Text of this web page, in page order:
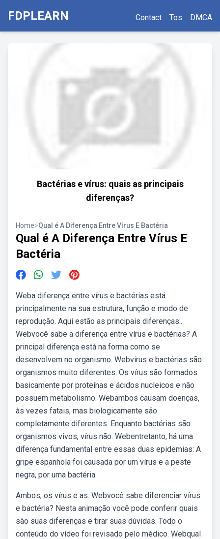
FDPLEARN Contact Tos DMCA
Bactérias e vírus: quais as principais
diferenças?
Home>Qual é A Diferença Entre Vírus E Bactéria
Qual é A Diferença Entre Vírus E
Bactéria
Weba diferença entre vírus e bactérias está
principalmente na sua estrutura, função e modo de
reprodução. Aqui estão as principais diferenças:.
Webvocê sabe a diferença entre vírus e bactérias? A
principal diferença está na forma como se
desenvolvem no organismo. Webvírus e bactérias são
organismos muito diferentes. Os vírus são formados
basicamente por proteínas e ácidos nucleicos e não
possuem metabolismo. Webambos causam doenças,
às vezes fatais, mas biologicamente são
completamente diferentes. Enquanto bactérias são
organismos vivos, vírus não. Webentretanto, há uma
diferença fundamental entre essas duas epidemias: A
gripe espanhola foi causada por um vírus e a peste
negra, por uma bactéria.
Ambos, os vírus e as. Webvocê sabe diferenciar vírus
e bactéria? Nesta animação você pode conferir quais
são suas diferenças e tirar suas dúvidas. Todo o
conteúdo do vídeo foi revisado pelo médico. Webqual